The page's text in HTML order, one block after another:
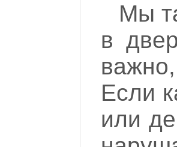
Мы
в
Если
или